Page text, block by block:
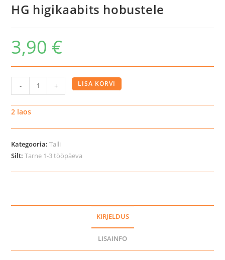
HG higikaabits hobustele
3,90 €
higikaabits
hobustele
- + LISA KORVI
2 laos
Kategooria:Talli
Silt:Tarne 1-3 tööpäeva
KIRJELDUS
LISAINFO